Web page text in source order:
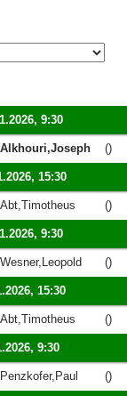
9:30
Alkhouri,Joseph ()
15:30
Abt,Timotheus ()
9:30
Wesner,Leopold ()
15:30
Abt,Timotheus ()
9:30
Penzkofer,Paul ()